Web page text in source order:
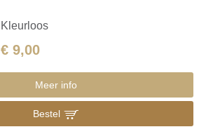
Kleurloos
€ 9,00
Meer info
Bestel